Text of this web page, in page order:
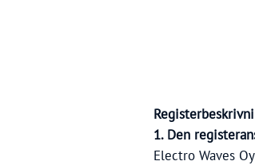
1. Den
Electro Waves Oy